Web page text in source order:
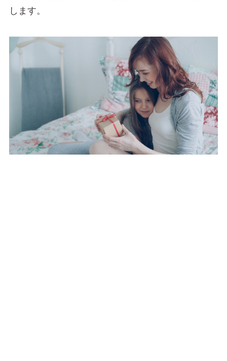
します。